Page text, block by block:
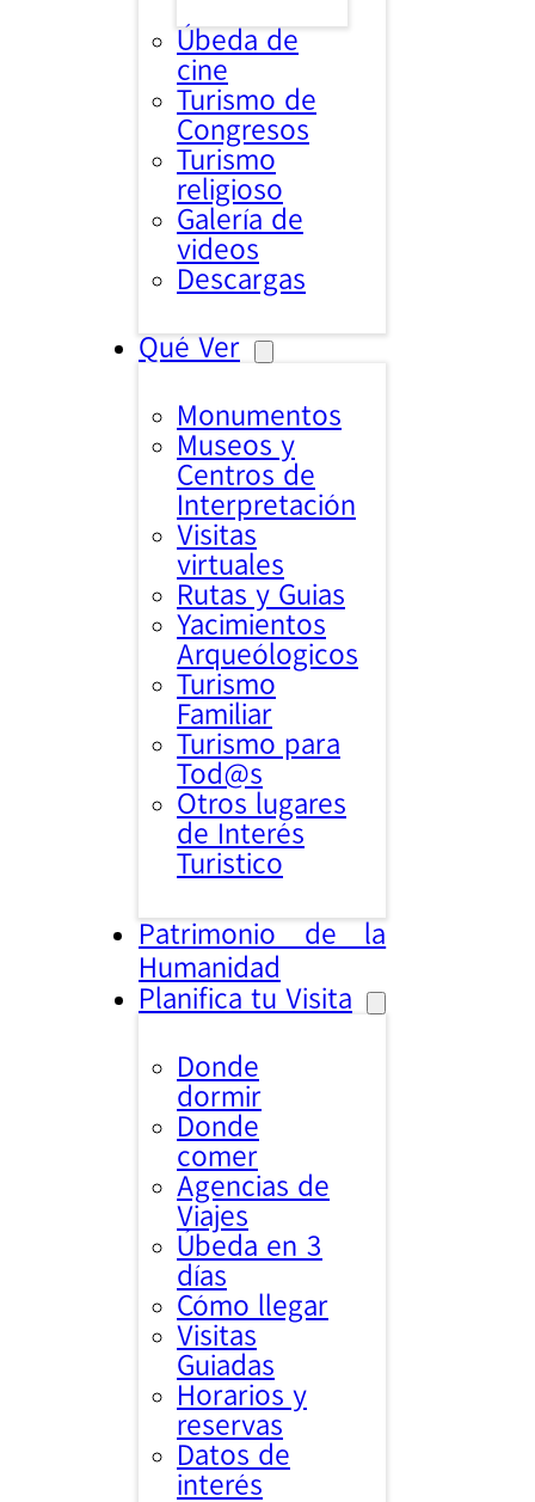
Úbeda de
cine
Turismo de
Congresos
Turismo
religioso
Galería de
videos
Descargas
Qué Ver
Monumentos
Museos y
Centros de
Interpretación
Visitas
virtuales
Rutas y Guias
Yacimientos
Arqueólogicos
Turismo
Familiar
Turismo para
Tod@s
Otros lugares
de Interés
Turistico
Patrimonio de la
Humanidad
Planifica tu Visita
Donde
dormir
Donde
comer
Agencias de
Viajes
Úbeda en 3
días
Cómo llegar
Visitas
Guiadas
Horarios y
reservas
Datos de
interés